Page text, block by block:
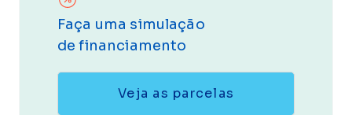
Faça uma simulação
de financiamento
Veja as parcelas